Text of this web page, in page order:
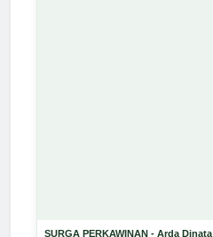
SURGA PERKAWINAN - Arda Dinata